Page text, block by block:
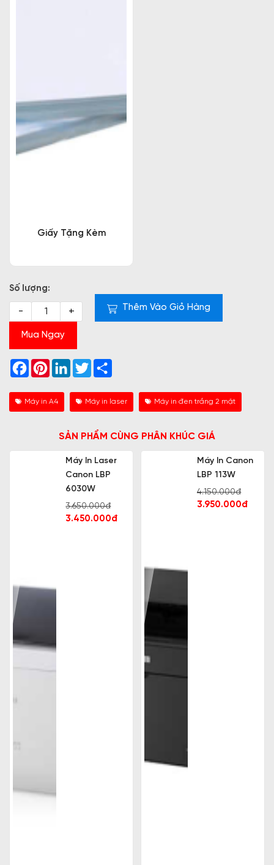
Giấy Tặng Kèm
Số lượng:
- + Thêm Vào Giỏ Hàng
Mua Ngay
Facebook
PinterestLinkedInTwitter
Máy in A4 Máy in laser Máy in đen trắng 2 mặt
SẢN PHẨM CÙNG PHÂN KHÚC GIÁ
Máy In Laser
Canon LBP
6030W
3.650.000đ
3.450.000đ
Máy In Canon
LBP 113W
4.150.000đ
3.950.000đ